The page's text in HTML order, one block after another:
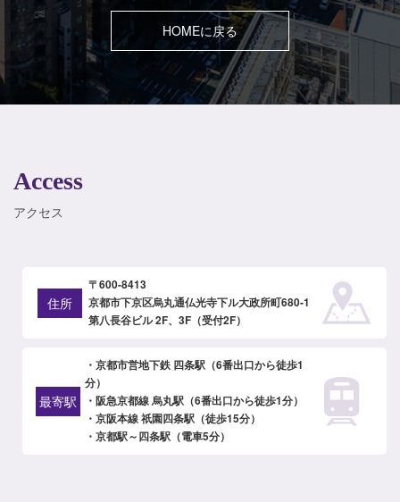
HOMEに戻る
Access
アクセス
住所
〒600-8413
京都市下京区烏丸通仏光寺下ル大政所町680-1
第八長谷ビル 2F、3F（受付2F）
最寄駅
・京都市営地下鉄 四条駅（6番出口から徒歩1
分）
・阪急京都線 烏丸駅（6番出口から徒歩1分）
・京阪本線 祇園四条駅（徒歩15分）
・京都駅～四条駅（電車5分）